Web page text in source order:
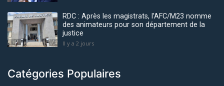
RDC : Après les magistrats, l’AFC/M23 nomme
des animateurs pour son département de la
justice
Il y a 2 jours
Catégories Populaires